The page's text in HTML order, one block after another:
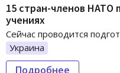
15 стран-членов НАТО
учениях
Сейчас проводится
Украина
Подробнее